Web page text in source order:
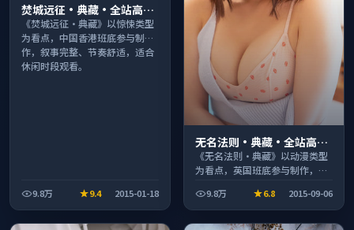
焚城远征·典藏·全站高分
推荐节奏紧凑值得追看
《焚城远征·典藏》以惊悚类型
为看点，中国香港班底参与制
作，叙事完整、节奏舒适，适合
休闲时段观看。
9.8万 9.4 2015-01-18
无名法则·典藏·全站高分
推荐节奏紧凑值得追看
《无名法则·典藏》以动漫类型
为看点，英国班底参与制作，叙
段观看。
9.8万 6.8 2015-09-06